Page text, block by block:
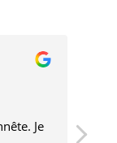
Je